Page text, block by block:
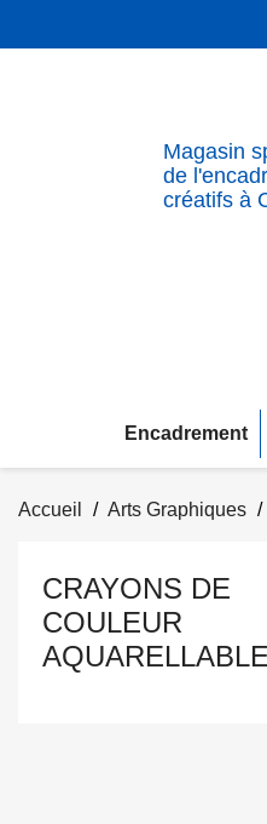
Magasin
de
créatifs à
Encadrement
Accueil Arts Graphiques
CRAYONS DE
COULEUR